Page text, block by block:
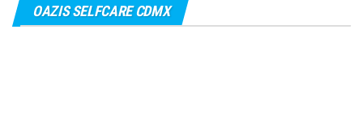
OAZIS SELFCARE CDMX